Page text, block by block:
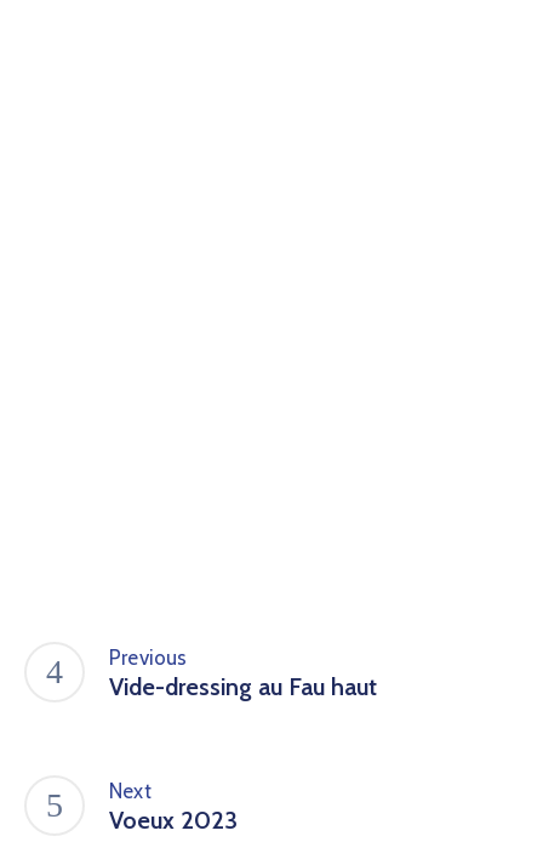
Previous
Vide-dressing au Fau haut
Next
Voeux 2023